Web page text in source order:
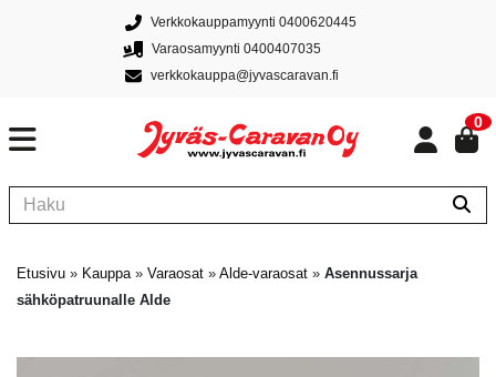
Verkkokauppamyynti 0400620445
Varaosamyynti 0400407035
verkkokauppa@jyvascaravan.fi
0
Etusivu » Kauppa» Varaosat » Alde-varaosat » Asennussarja
sähköpatruunalle Alde